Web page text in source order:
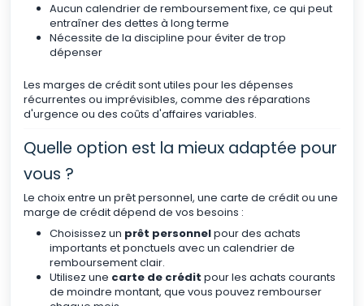
Aucun calendrier de remboursement fixe, ce qui peut
entraîner des dettes à long terme
Nécessite de la discipline pour éviter de trop
dépenser
Les marges de crédit sont utiles pour les dépenses
récurrentes ou imprévisibles, comme des réparations
d'urgence ou des coûts d'affaires variables.
Quelle option est la mieux adaptée pour
vous ?
Le choix entre un prêt personnel, une carte de crédit ou une
marge de crédit dépend de vos besoins :
Choisissez un prêt personnelpour des achats
importants et ponctuels avec un calendrier de
remboursement clair.
Utilisez une carte de crédit pour les achats courants
de moindre montant, que vous pouvez rembourser